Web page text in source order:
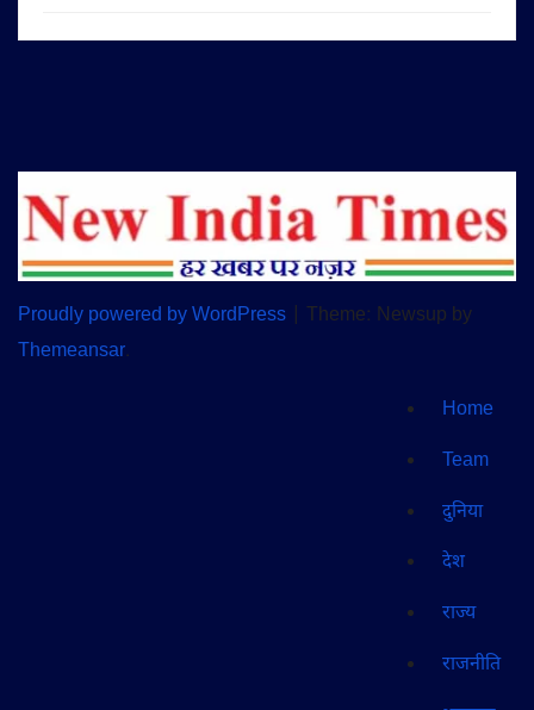
Proudly powered by WordPress
Theme: Newsup by
Themeansar.
Home
Team
दुनिया
देश
राज्य
राजनीति